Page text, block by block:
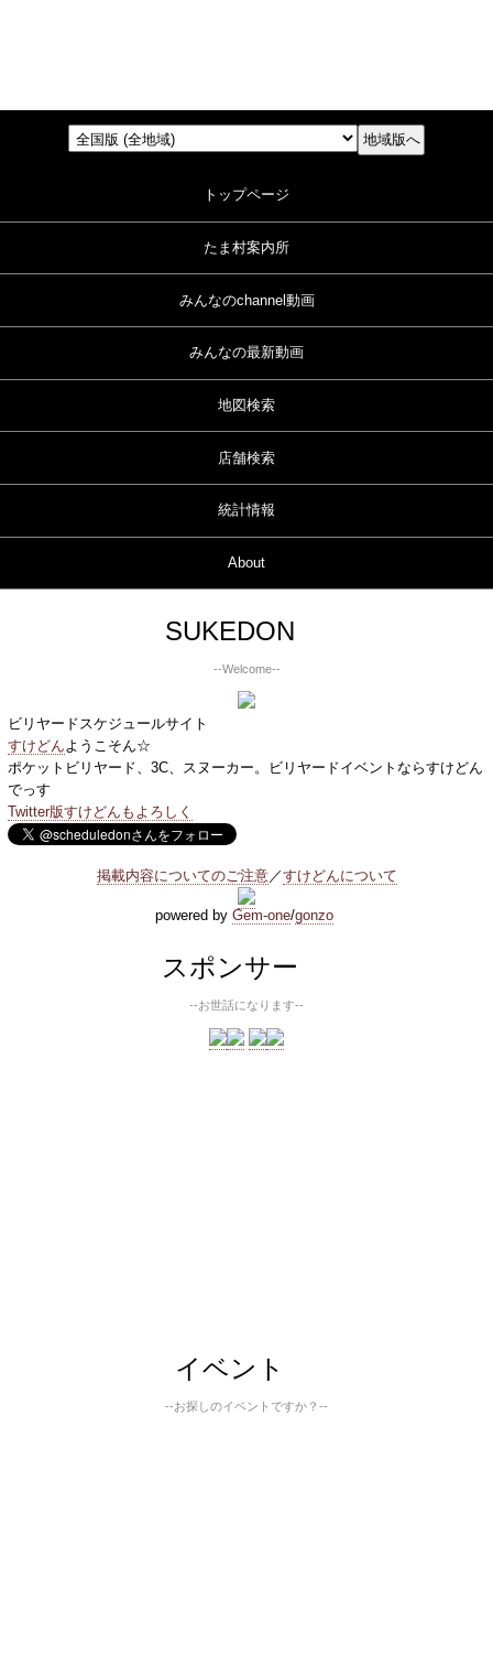
トップページ
たま村案内所
みんなのchannel動画
みんなの最新動画
地図検索
店舗検索
統計情報
About
SUKEDON
--Welcome--
ビリヤードスケジュールサイト
すけどんようこそん☆
ポケットビリヤード、3C、スヌーカー。ビリヤードイベントならすけどん
でっす
Twitter版すけどんもよろしく
掲載内容についてのご注意／すけどんについて
powered by Gem-one/gonzo
スポンサー
--お世話になります--
イベント
--お探しのイベントですか？--